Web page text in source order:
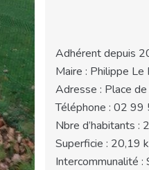
Adhérent depuis
Maire : Philippe Le
Adresse : Place
Téléphone : 02
Nbre d’habitants :
Superficie : 20,19
Intercommunalité